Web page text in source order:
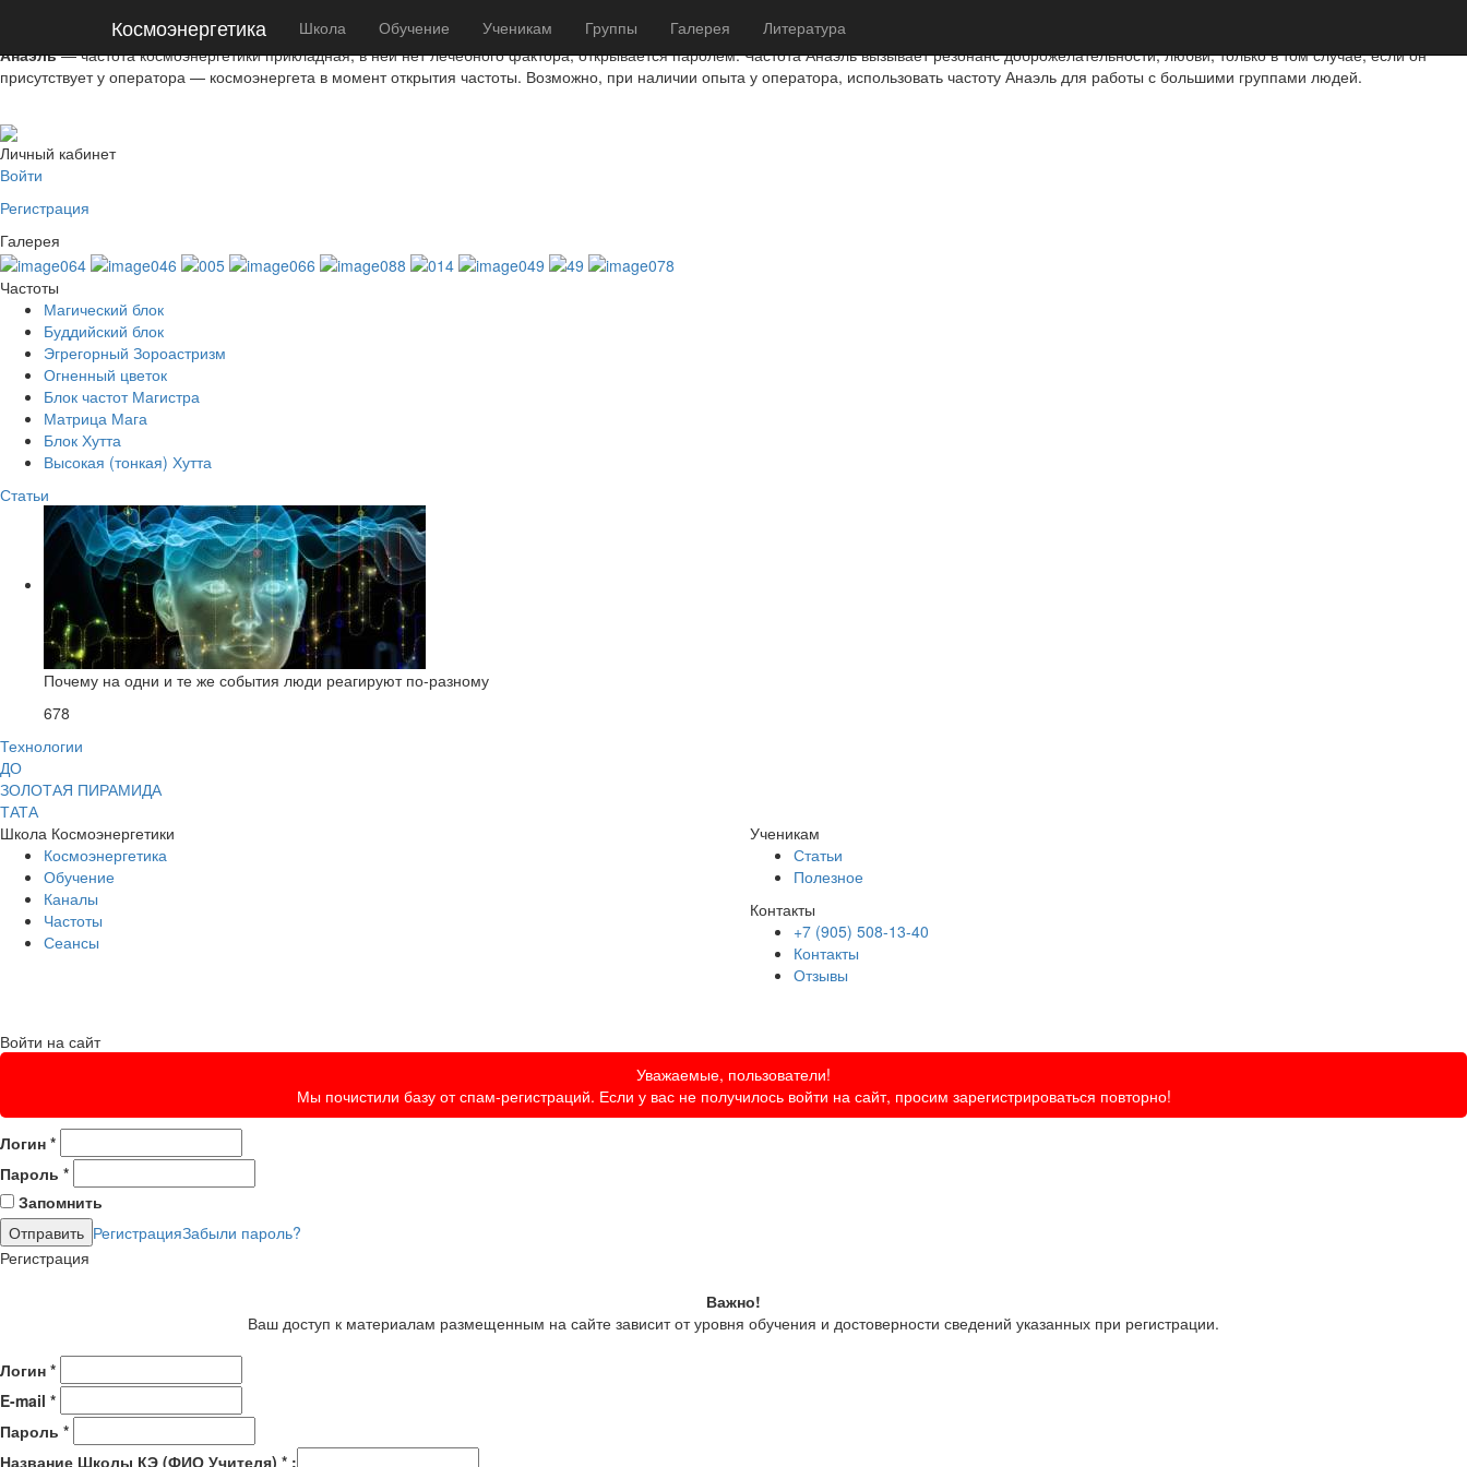
Космоэнергетика Школа Обучение Ученикам Группы Галерея Литература
Анаэль— частота космоэнергетики прикладная, в ней нет лечебного фактора, открывается паролем. Частота Анаэль вызывает резонанс доброжелательности, любви, только в том случае, если он
присутствует у оператора — космоэнергета в момент открытия частоты. Возможно, при наличии опыта у оператора, использовать частоту Анаэль для работы с большими группами людей.
Личный кабинет
Войти
Регистрация
Галерея
Частоты
Магический блок
Буддийский блок
Эгрегорный Зороастризм
Огненный цветок
Блок частот Магистра
Матрица Мага
Блок Хутта
Высокая (тонкая) Хутта
Статьи
Почему на одни и те же события люди реагируют по-разному
678
Технологии
ДО
ЗОЛОТАЯ ПИРАМИДА
ТАТА
Школа Космоэнергетики
Космоэнергетика
Обучение
Каналы
Частоты
Сеансы
Ученикам
Статьи
Полезное
Контакты
+7 (905) 508-13-40
Контакты
Отзывы
Войти на сайт
Уважаемые, пользователи!
Мы почистили базу от спам-регистраций. Если у вас не получилось войти на сайт, просим зарегистрироваться повторно!
Логин *
Пароль *
Запомнить
РегистрацияЗабыли пароль?
Регистрация
Важно!
Ваш доступ к материалам размещенным на сайте зависит от уровня обучения и достоверности сведений указанных при регистрации.
Логин *
E-mail *
Пароль *
Название Школы КЭ (ФИО Учителя) * :